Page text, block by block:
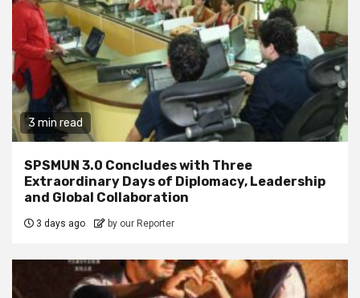
3 min read
SPSMUN 3.0 Concludes with Three
Extraordinary Days of Diplomacy, Leadership
and Global Collaboration
3 days ago by our Reporter